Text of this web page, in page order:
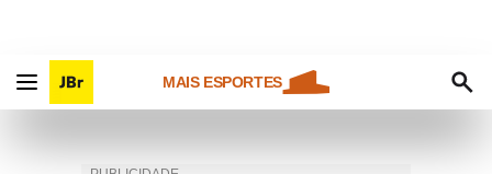
MAIS ESPORTES